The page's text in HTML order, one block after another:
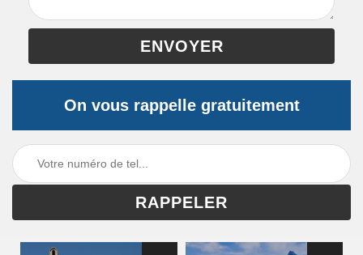
On vous rappelle gratuitement